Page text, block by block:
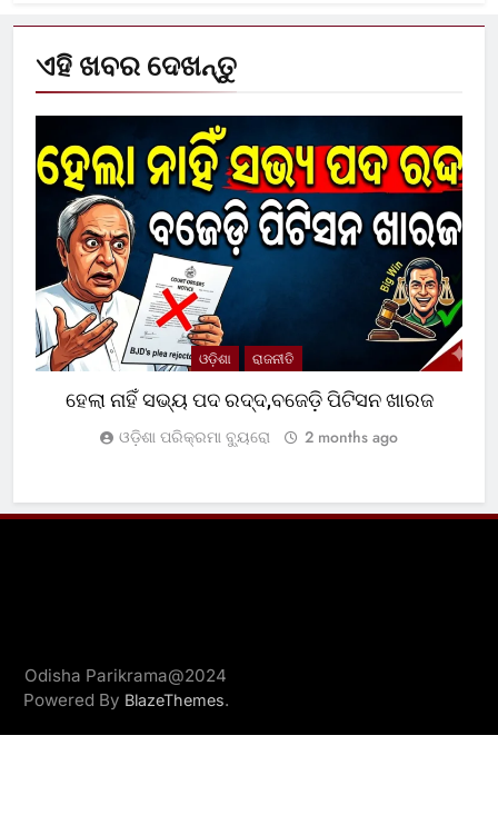
ଏହି ଖବର ଦେଖନ୍ତୁ
ଓଡ଼ିଶା ରାଜନୀତି
ହେଲା ନାହିଁ ସଭ୍ୟ ପଦ ରଦ୍ଦ,ବଜେଡ଼ି ପିଟିସନ ଖାରଜ
ଓଡ଼ିଶା ପରିକ୍ରମା ବ୍ୟୁରୋ 2 months ago
Odisha Parikrama@2024
Powered By BlazeThemes.